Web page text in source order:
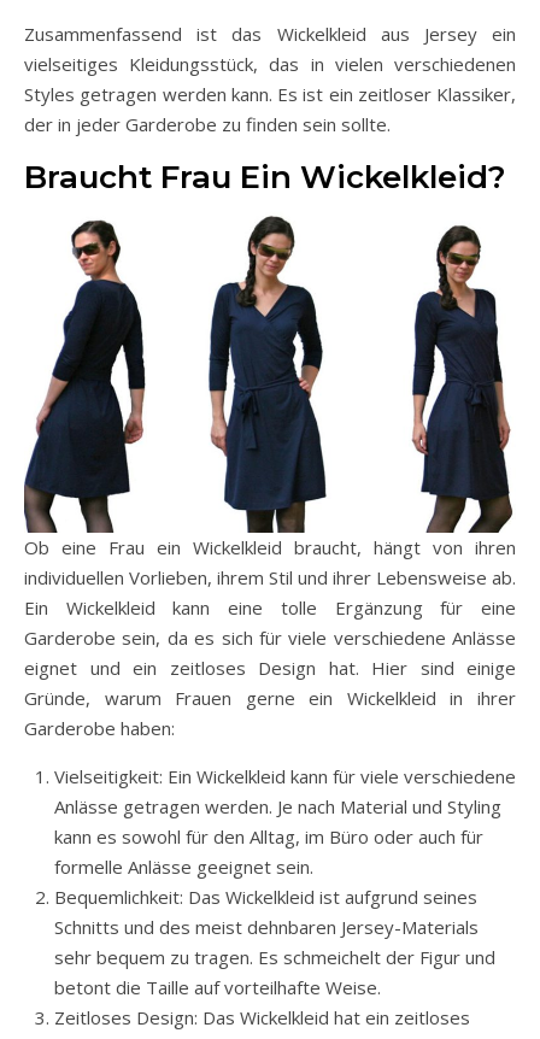
Zusammenfassend ist das Wickelkleid aus Jersey ein
vielseitiges Kleidungsstück, das in vielen verschiedenen
Styles getragen werden kann. Es ist ein zeitloser Klassiker,
der in jeder Garderobe zu finden sein sollte.
Braucht Frau Ein Wickelkleid?
Ob eine Frau ein Wickelkleid braucht, hängt von ihren
individuellen Vorlieben, ihrem Stil und ihrer Lebensweise ab.
Ein Wickelkleid kann eine tolle Ergänzung für eine
Garderobe sein, da es sich für viele verschiedene Anlässe
eignet und ein zeitloses Design hat. Hier sind einige
Gründe, warum Frauen gerne ein Wickelkleid in ihrer
Garderobe haben:
Vielseitigkeit: Ein Wickelkleid kann für viele verschiedene
Anlässe getragen werden. Je nach Material und Styling
kann es sowohl für den Alltag, im Büro oder auch für
formelle Anlässe geeignet sein.
Bequemlichkeit: Das Wickelkleid ist aufgrund seines
Schnitts und des meist dehnbaren Jersey-Materials
sehr bequem zu tragen. Es schmeichelt der Figur und
betont die Taille auf vorteilhafte Weise.
Zeitloses Design: Das Wickelkleid hat ein zeitloses